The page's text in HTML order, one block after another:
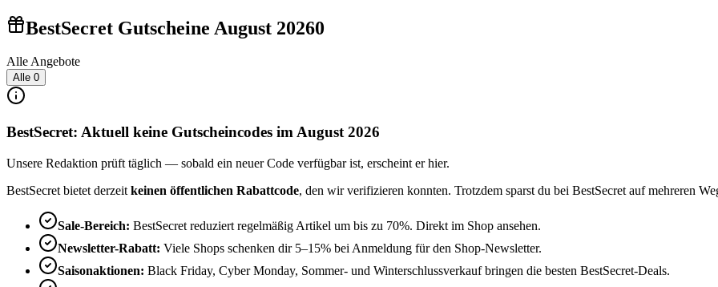
BestSecret Gutscheine August 20260
Alle Angebote
Alle 0
BestSecret: Aktuell keine Gutscheincodes im August 2026
Unsere Redaktion prüft täglich — sobald ein neuer Code verfügbar ist, erscheint er hier.
BestSecret bietet derzeit keinen öffentlichen Rabattcode, den wir verifizieren konnten. Trotzdem sparst du bei BestSecret auf mehreren
Sale-Bereich: BestSecret reduziert regelmäßig Artikel um bis zu 70%. Direkt im Shop ansehen.
Newsletter-Rabatt: Viele Shops schenken dir 5–15% bei Anmeldung für den Shop-Newsletter.
Saisonaktionen: Black Friday, Cyber Monday, Sommer- und Winterschlussverkauf bringen die besten BestSecret-Deals.